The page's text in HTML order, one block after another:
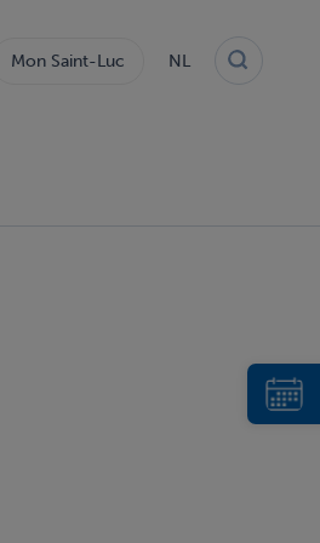
Mon Saint-Luc NL